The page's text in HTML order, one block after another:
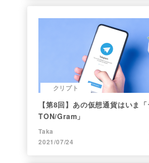
クリプト
【第8回】あの仮想通貨はいま
TON/Gram」
Taka
2021/07/24